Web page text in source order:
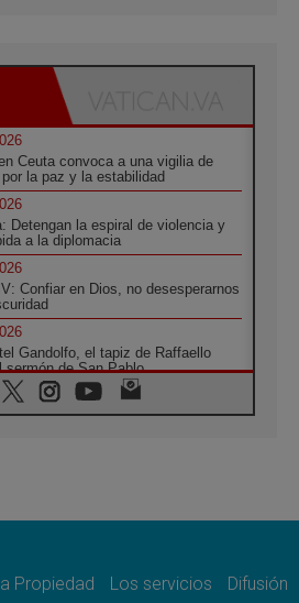
Ceuta convoca a una vigilia de
la paz y la estabilidad
Detengan la espiral de violencia y
a la diplomacia
Confiar en Dios, no desesperarnos
Gandolfo, el tapiz de Raffaello
sermón de San Pablo
«la paz no se compra con una
Propiedad Los servicios Difusión